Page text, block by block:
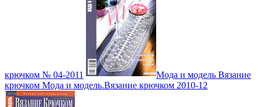
крючком № 04-2011
Мода и модель Вязание
крючком Мода и модель.Вязание крючком 2010-12